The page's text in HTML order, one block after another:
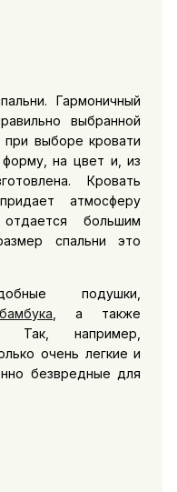
Гармоничный
выбранной
выборе кровати
на цвет и, из
Кровать
атмосферу
большим
спальни это
подушки,
, а также
Так, например,
очень легкие и
безвредные для